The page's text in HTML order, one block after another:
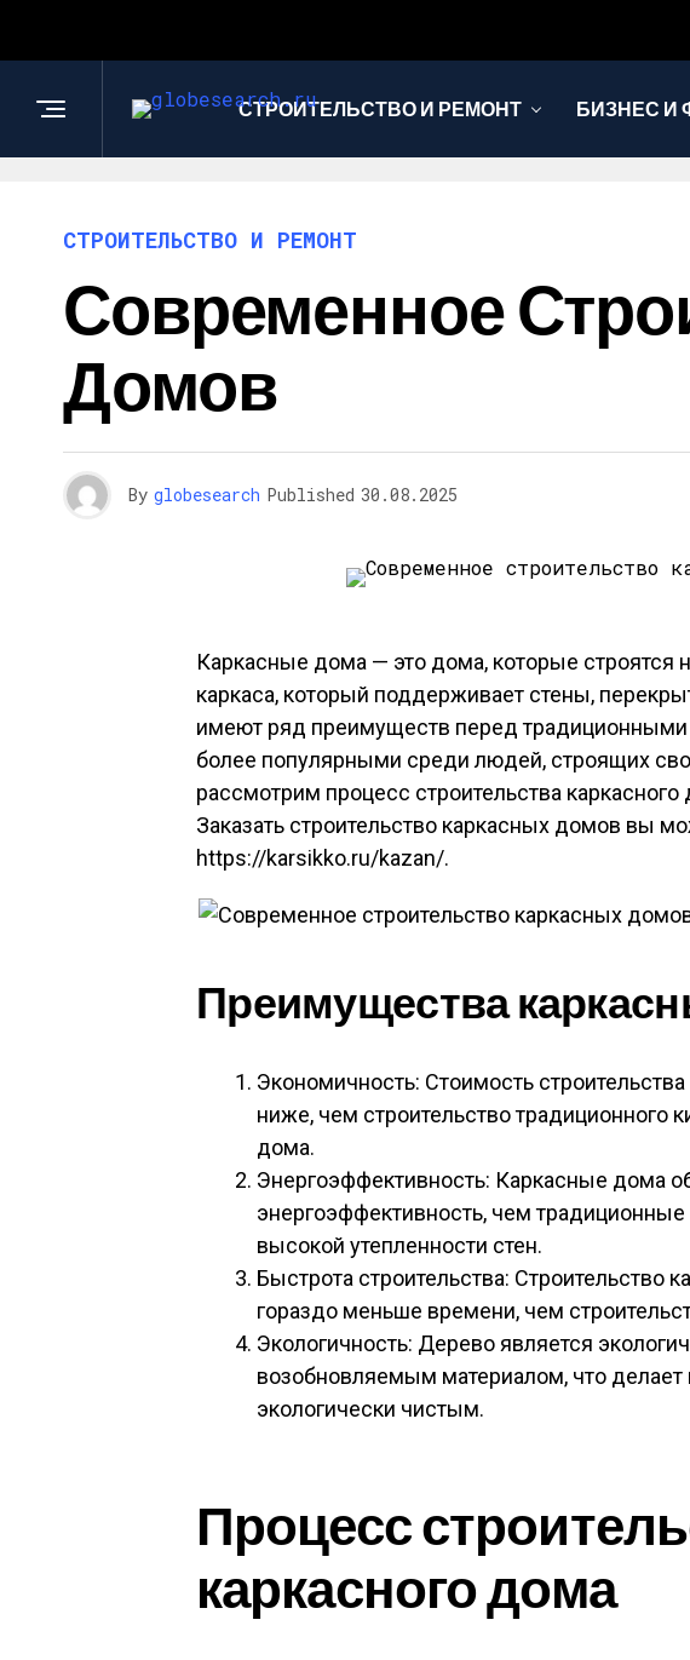
СТРОИТЕЛЬСТВО И РЕМОНТ БИЗНЕС И
СТРОИТЕЛЬСТВО И РЕМОНТ
Современное
Домов
By globesearch Published 30.08.2025
Каркасные дома — это дома, которые строятся
каркаса, который поддерживает стены,
имеют ряд преимуществ перед традиционными
более популярными среди людей, строящих
рассмотрим процесс строительства
Заказать строительство каркасных домов вы
https://karsikko.ru/kazan/.
Преимущества
Экономичность: Стоимость
ниже, чем строительство традиционного
дома.
Энергоэффективность: Каркасные дома
энергоэффективность, чем
высокой утепленности стен.
Быстрота строительства: Строительство
гораздо меньше времени, чем
Экологичность: Дерево является
возобновляемым материалом, что
экологически чистым.
Процесс
каркасного дома